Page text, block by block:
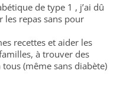
de type 1 , j’ai dû
les repas sans pour
recettes et aider les
à trouver des
(même sans diabète)